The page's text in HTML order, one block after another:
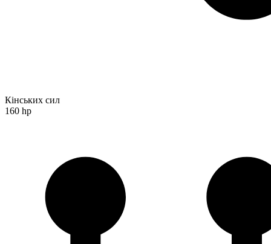
Кінських сил
160 hp